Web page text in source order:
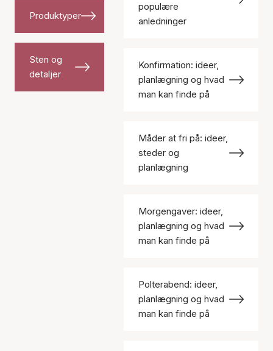
Produktyper
Sten og
detaljer
populære
anledninger
Konfirmation: ideer,
planlægning og hvad
man kan finde på
Måder at fri på: ideer,
steder og
planlægning
Morgengaver: ideer,
planlægning og hvad
man kan finde på
Polterabend: ideer,
planlægning og hvad
man kan finde på